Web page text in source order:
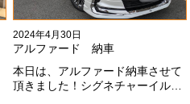
2024年4月30日
アルファード 納車
本日は、アルファード納車させて
頂きました！シグネチャーイル